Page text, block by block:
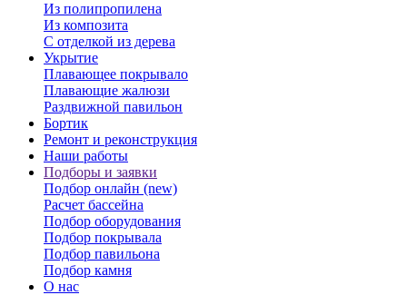
Из полипропилена
Из композита
С отделкой из дерева
Укрытие
Плавающее покрывало
Плавающие жалюзи
Раздвижной павильон
Бортик
Ремонт и реконструкция
Наши работы
Подборы и заявки
Подбор онлайн (new)
Расчет бассейна
Подбор оборудования
Подбор покрывала
Подбор павильона
Подбор камня
О нас